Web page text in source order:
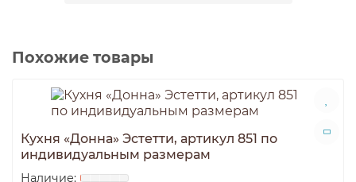
Похожие товары
Кухня «Донна» Эстетти, артикул 851 по
индивидуальным размерам